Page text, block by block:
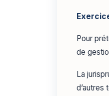
Pour
de
La